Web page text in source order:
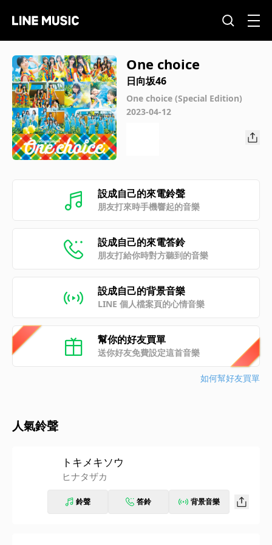
One choice
日向坂46
One choice (Special Edition)
2023-04-12
設成自己的來電鈴聲
朋友打來時手機響起的音樂
設成自己的來電答鈴
朋友打給你時對方聽到的音樂
設成自己的背景音樂
LINE 個人檔案頁的心情音樂
幫你的好友買單
送你好友免費設定這首音樂
如何幫好友買單
人氣鈴聲
トキメキソウ
ヒナタザカ
鈴聲 答鈴 背景音樂